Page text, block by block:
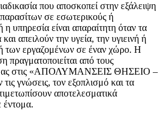
που αποσκοπεί στην εξάλειψη
σε εσωτερικούς ή
υπηρεσία είναι απαραίτητη όταν τα
απειλούν την υγεία, την υγιεινή ή
των εργαζομένων σε έναν χώρο. Η
πραγματοποιείται από τους
μας στις «ΑΠΟΛΥΜΑΝΣΕΙΣ ΘΗΣΕΙΟ –
γνώσεις, τον εξοπλισμό και τα
αποτελεσματικά
έντομα.